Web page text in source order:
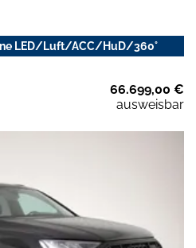
LED/Luft/ACC/HuD/360°
66.699,00 €
ausweisbar